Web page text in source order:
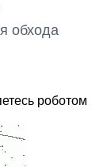
обхода
роботом